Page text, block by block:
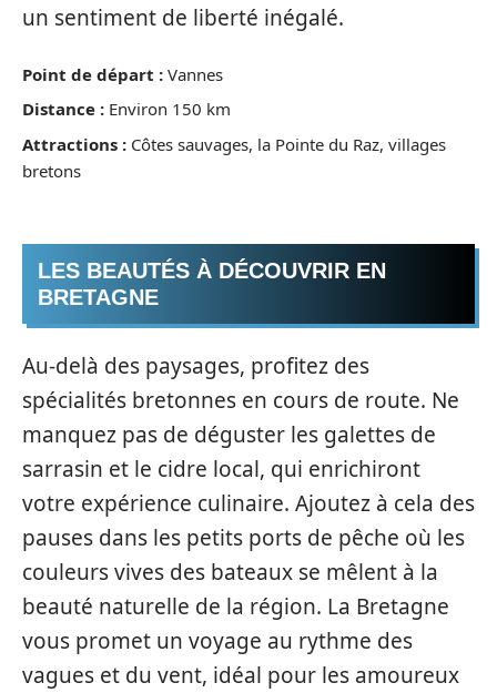
un sentiment de liberté inégalé.
Point de départ : Vannes
Distance : Environ 150 km
Attractions : Côtes sauvages, la Pointe du Raz, villages
bretons
LES BEAUTÉS À DÉCOUVRIR EN
BRETAGNE
Au-delà des paysages, profitez des
spécialités bretonnes en cours de route. Ne
manquez pas de déguster les galettes de
sarrasin et le cidre local, qui enrichiront
votre expérience culinaire. Ajoutez à cela des
pauses dans les petits ports de pêche où les
couleurs vives des bateaux se mêlent à la
beauté naturelle de la région. La Bretagne
vous promet un voyage au rythme des
vagues et du vent, idéal pour les amoureux